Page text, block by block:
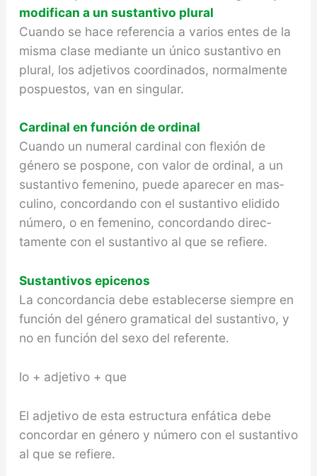
modifican a un sustantivo plural
Cuando se hace referencia a varios entes de la
misma clase mediante un único sustantivo en
plural, los adjetivos coordinados, normal­mente
pospuestos, van en singular.
Cardinal en función de ordinal
Cuando un numeral cardinal con flexión de
género se pospone, con valor de ordinal, a un
sustantivo femenino, puede aparecer en mas­
culino, concordando con el sustantivo elidido
número, o en femenino, concordando direc­
tamente con el sustantivo al que se refiere.
Sustantivos epicenos
La concordancia debe establecerse siempre en
función del género gramatical del sustantivo, y
no en función del sexo del referente.
lo + adjetivo + que
El adjetivo de esta estructura enfática debe
concordar en género y número con el sustan­tivo
al que se refiere.